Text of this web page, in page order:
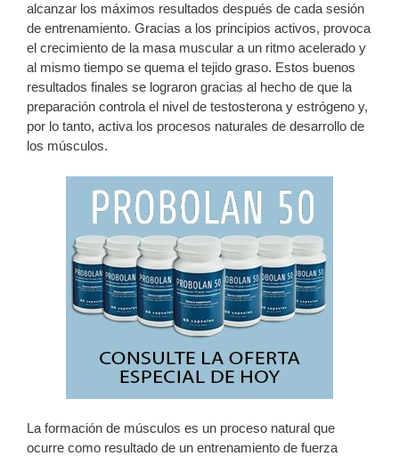
alcanzar los máximos resultados después de cada sesión
de entrenamiento. Gracias a los principios activos, provoca
el crecimiento de la masa muscular a un ritmo acelerado y
al mismo tiempo se quema el tejido graso. Estos buenos
resultados finales se lograron gracias al hecho de que la
preparación controla el nivel de testosterona y estrógeno y,
por lo tanto, activa los procesos naturales de desarrollo de
los músculos.
La formación de músculos es un proceso natural que
ocurre como resultado de un entrenamiento de fuerza